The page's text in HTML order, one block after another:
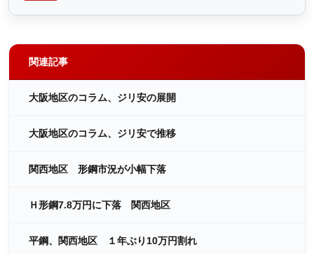
関連記事
大阪地区のコラム、ジリ安の展開
大阪地区のコラム、ジリ安で推移
関西地区 形鋼市況が小幅下落
Ｈ形鋼7.8万円に下落 関西地区
平鋼、関西地区 １年ぶり10万円割れ